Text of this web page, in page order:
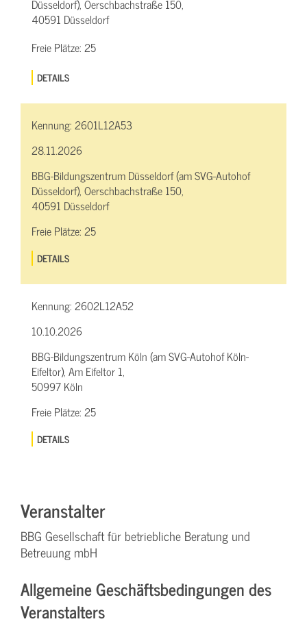
Düsseldorf), Oerschbachstraße 150,
40591 Düsseldorf
Freie Plätze:25
DETAILS
Kennung:2601L12A53
28.11.2026
BBG-Bildungszentrum Düsseldorf (am SVG-Autohof
Düsseldorf), Oerschbachstraße 150,
40591 Düsseldorf
Freie Plätze:25
DETAILS
Kennung:2602L12A52
10.10.2026
BBG-Bildungszentrum Köln (am SVG-Autohof Köln-
Eifeltor), Am Eifeltor 1,
50997 Köln
Freie Plätze:25
DETAILS
Veranstalter
BBG Gesellschaft für betriebliche Beratung und
Betreuung mbH
Allgemeine Geschäftsbedingungen des
Veranstalters